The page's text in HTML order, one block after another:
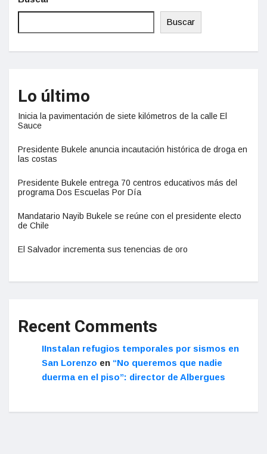
Buscar
Lo último
Inicia la pavimentación de siete kilómetros de la calle El
Sauce
Presidente Bukele anuncia incautación histórica de droga en
las costas
Presidente Bukele entrega 70 centros educativos más del
programa Dos Escuelas Por Día
Mandatario Nayib Bukele se reúne con el presidente electo
de Chile
El Salvador incrementa sus tenencias de oro
Recent Comments
IInstalan refugios temporales por sismos en
San Lorenzo en “No queremos que nadie
duerma en el piso”: director de Albergues